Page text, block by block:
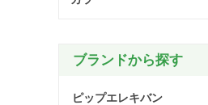
ブランドから探す
ピップエレキバン